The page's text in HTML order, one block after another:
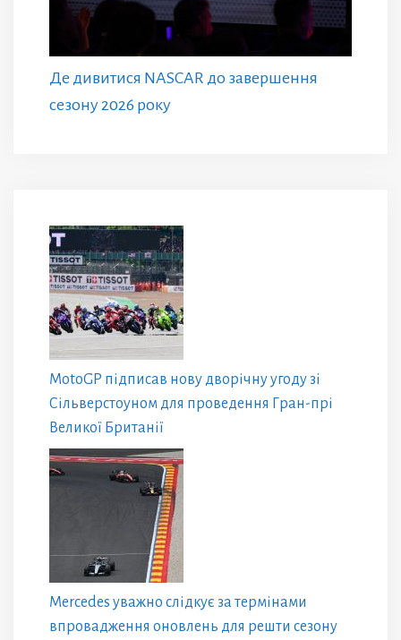
Де дивитися NASCAR до завершення
сезону 2026 року
MotoGP підписав нову дворічну угоду зі
Сільверстоуном для проведення Гран-прі
Великої Британії
Mercedes уважно слідкує за термінами
впровадження оновлень для решти сезону